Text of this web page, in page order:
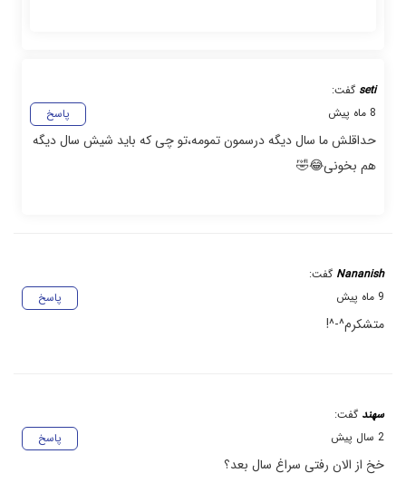
seti گفت:
پاسخ
8 ماه پیش
حداقلش ما سال دیگه درسمون تمومه،تو چی که باید شیش سال دیگه
هم بخونی😂🤣
Nananish گفت:
پاسخ
9 ماه پیش
متشکرم^-^!
سهند گفت:
پاسخ
2 سال پیش
خخ از الان رفتی سراغ سال بعد؟